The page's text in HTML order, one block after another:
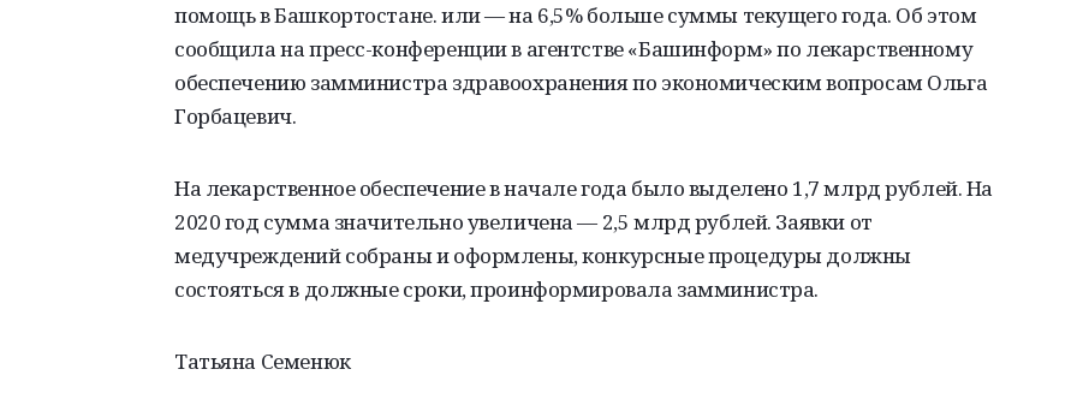
помощь в Башкортостане. или — на 6,5% больше суммы текущего года. Об этом
сообщила на пресс-конференции в агентстве «Башинформ» по лекарственному
обеспечению замминистра здравоохранения по экономическим вопросам Ольга
Горбацевич.
На лекарственное обеспечение в начале года было выделено 1,7 млрд рублей. На
2020 год сумма значительно увеличена — 2,5 млрд рублей. Заявки от
медучреждений собраны и оформлены, конкурсные процедуры должны
состояться в должные сроки, проинформировала замминистра.
Татьяна Семенюк